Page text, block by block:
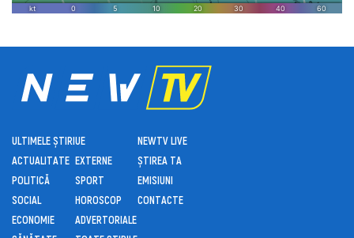
ULTIMELE ȘTIRI
ACTUALITATE
POLITICĂ
SOCIAL
ECONOMIE
UE
EXTERNE
SPORT
HOROSCOP
ADVERTORIALE
NEWTV LIVE
ȘTIREA TA
EMISIUNI
CONTACTE